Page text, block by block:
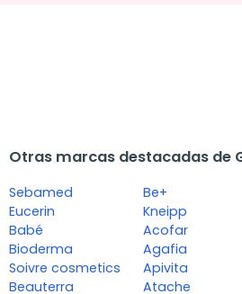
Otras marcas destacadas de
Sebamed
Eucerin
Babé
Bioderma
Soivre cosmetics
Beauterra
Be+
Kneipp
Acofar
Agafia
Apivita
Atache